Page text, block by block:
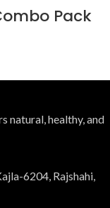
Pack
natural, healthy, and
6204, Rajshahi,